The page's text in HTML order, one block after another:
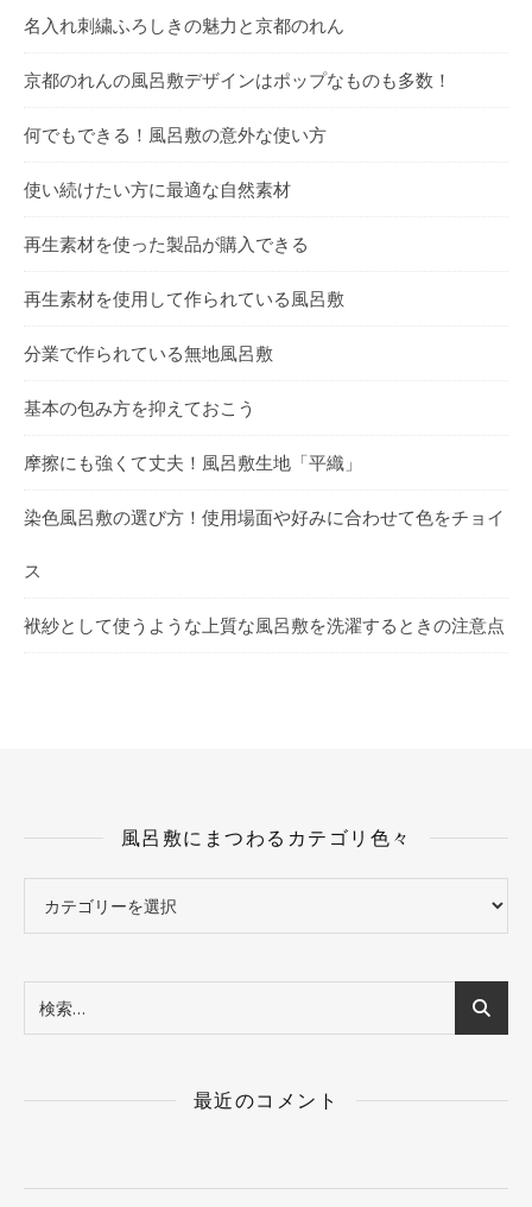
名入れ刺繍ふろしきの魅力と京都のれん
京都のれんの風呂敷デザインはポップなものも多数！
何でもできる！風呂敷の意外な使い方
使い続けたい方に最適な自然素材
再生素材を使った製品が購入できる
再生素材を使用して作られている風呂敷
分業で作られている無地風呂敷
基本の包み方を抑えておこう
摩擦にも強くて丈夫！風呂敷生地「平織」
染色風呂敷の選び方！使用場面や好みに合わせて色をチョイ
ス
袱紗として使うような上質な風呂敷を洗濯するときの注意点
風呂敷にまつわるカテゴリ色々
最近のコメント